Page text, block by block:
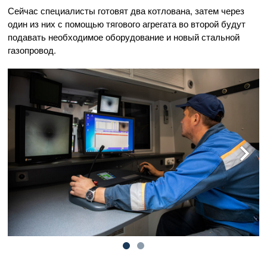
Сейчас специалисты готовят два котлована, затем через
один из них с помощью тягового агрегата во второй будут
подавать необходимое оборудование и новый стальной
газопровод.